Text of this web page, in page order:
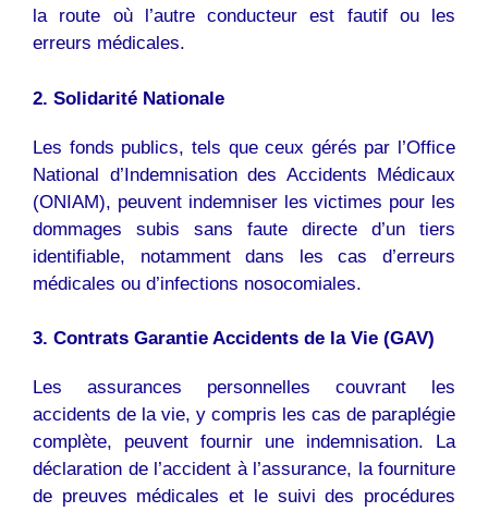
la route où l’autre conducteur est fautif ou les
erreurs médicales.
2. Solidarité Nationale
Les fonds publics, tels que ceux gérés par l’Office
National d’Indemnisation des Accidents Médicaux
(ONIAM), peuvent indemniser les victimes pour les
dommages subis sans faute directe d’un tiers
identifiable, notamment dans les cas d’erreurs
médicales ou d’infections nosocomiales.
3. Contrats Garantie Accidents de la Vie (GAV)
Les assurances personnelles couvrant les
accidents de la vie, y compris les cas de paraplégie
complète, peuvent fournir une indemnisation. La
déclaration de l’accident à l’assurance, la fourniture
de preuves médicales et le suivi des procédures